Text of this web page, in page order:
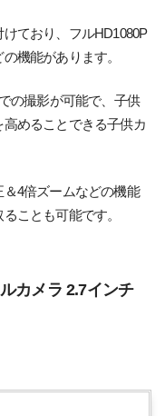
ており、フルHD1080P
機能があります。
の撮影が可能で、子供
めることできる子供カ
4倍ズームなどの機能
ことも可能です。
カメラ 2.7インチ